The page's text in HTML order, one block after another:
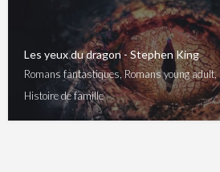
Les yeux du dragon - Stephen King
Romans fantastiques, Romans young
Histoire de famille